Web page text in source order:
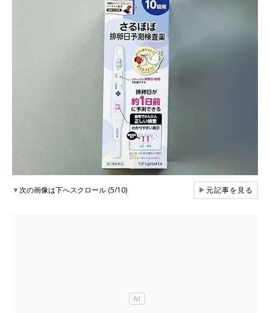
▼次の画像は下へスクロール (5/10) ▶元記事を見る